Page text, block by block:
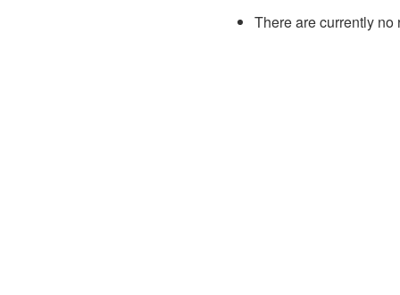
There are currently no